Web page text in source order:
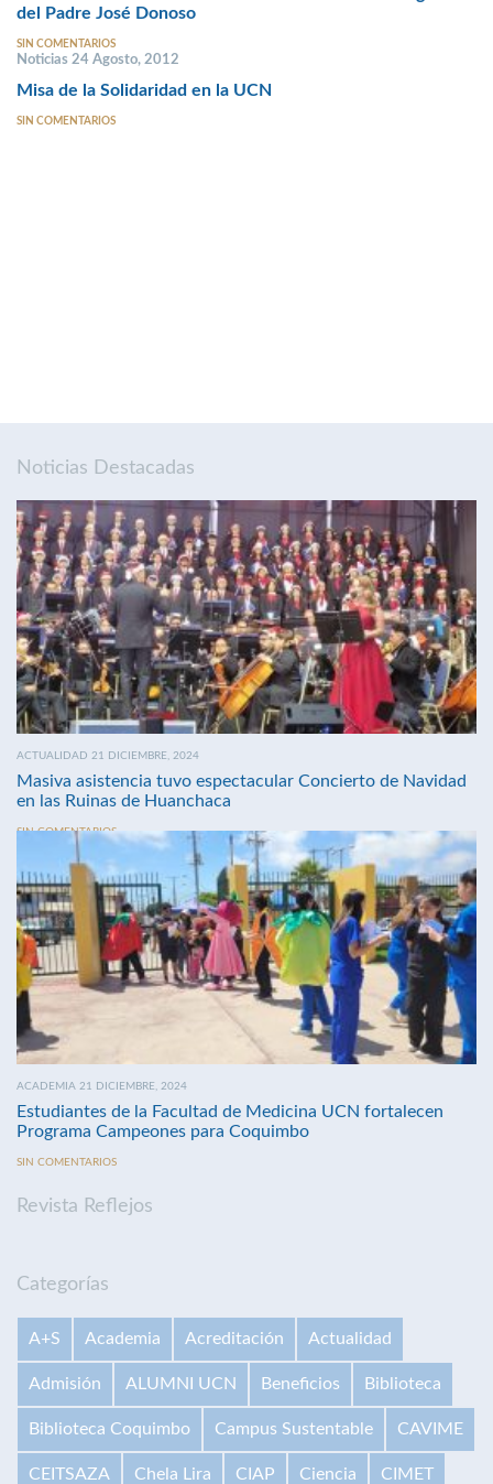
del Padre José Donoso
SIN COMENTARIOS
Noticias 24 Agosto, 2012
Misa de la Solidaridad en la UCN
SIN COMENTARIOS
Noticias Destacadas
ACTUALIDAD 21 DICIEMBRE, 2024
Masiva asistencia tuvo espectacular Concierto de Navidad
en las Ruinas de Huanchaca
SIN COMENTARIOS
ACADEMIA 21 DICIEMBRE, 2024
Estudiantes de la Facultad de Medicina UCN fortalecen
Programa Campeones para Coquimbo
SIN COMENTARIOS
Revista Reflejos
Categorías
A+S Academia Acreditación Actualidad
Admisión ALUMNI UCN Beneficios Biblioteca
Biblioteca Coquimbo Campus Sustentable CAVIME
CEITSAZA Chela Lira CIAP Ciencia CIMET